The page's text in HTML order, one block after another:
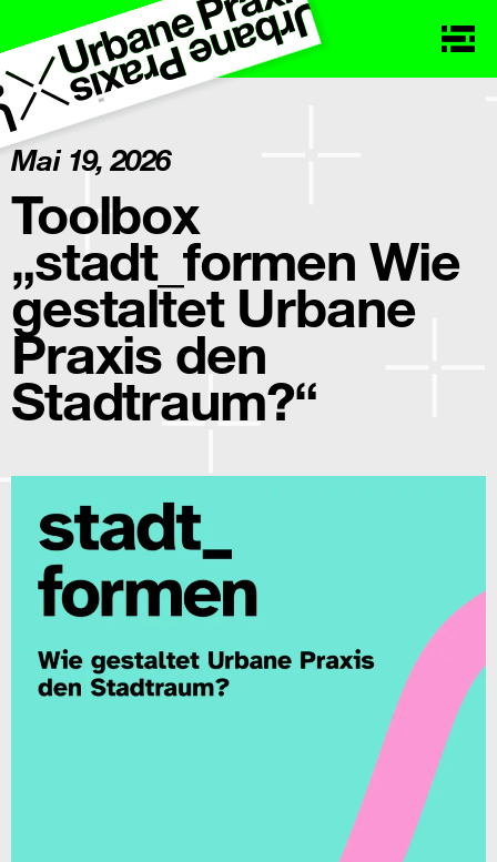
Mai 19, 2026
Toolbox
„stadt_formen Wie
gestaltet Urbane
Praxis den
Stadtraum?“